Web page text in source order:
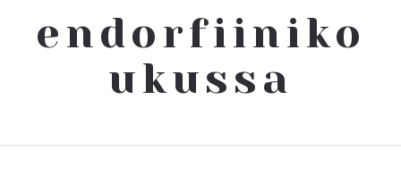
endorfiiniko
ukussa